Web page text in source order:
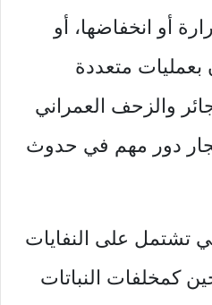
أو انخفاضها، أو
بعمليات متعددة
والزحف العمراني
دور مهم في حدوث
تشتمل على النفايات
كمخلفات النباتات